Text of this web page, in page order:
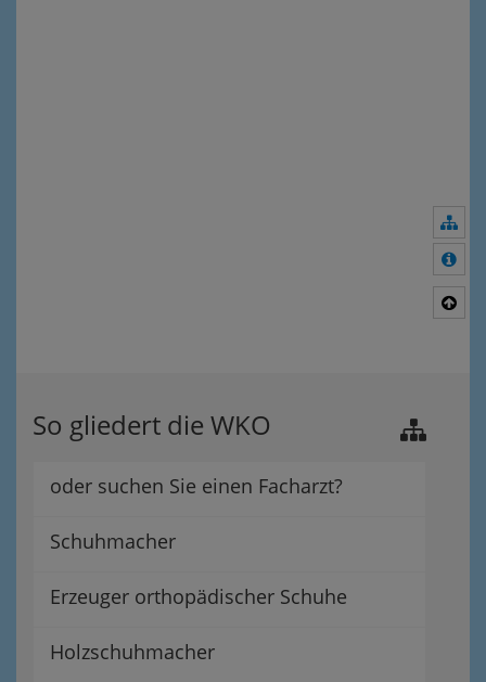
So gliedert die WKO
oder suchen Sie einen Facharzt?
Schuhmacher
Erzeuger orthopädischer Schuhe
Holzschuhmacher